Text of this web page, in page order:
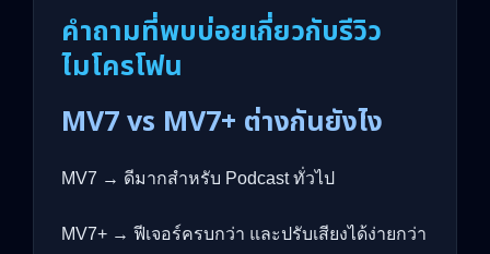
คำถามที่พบบ่อยเกี่ยวกับรีวิว
ไมโครโฟน
MV7 vs MV7+ ต่างกันยังไง
MV7 → ดีมากสำหรับ Podcast ทั่วไป
MV7+ → ฟีเจอร์ครบกว่า และปรับเสียงได้ง่ายกว่า